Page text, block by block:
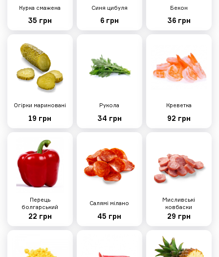
Курка смажена
35 грн
Синя цибуля
6 грн
Бекон
36 грн
Огірки мариновані
19 грн
Рукола
34 грн
Креветка
92 грн
Перець
болгарський
22 грн
Салямі мілано
45 грн
Мисливські
ковбаски
29 грн
Ніжна з креветками
Тісто, вершковий соус, сир
моцарела, креветки, мікрогрін,
Пепероні
Тісто, неаполітанський соус, сир
моцарела, салямі чорізо,
кукурудзяне борошно
209 грн